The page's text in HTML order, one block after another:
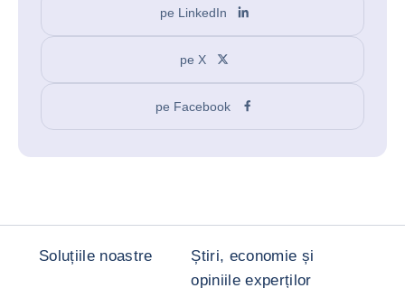
pe LinkedIn
pe X
pe Facebook
Soluțiile noastre
Știri, economie și
opiniile experților